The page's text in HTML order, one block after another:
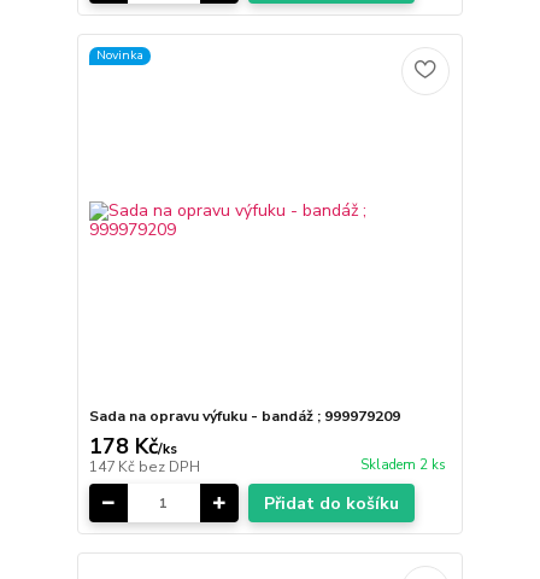
Novinka
Sada na opravu výfuku - bandáž ; 999979209
178 Kč/ks
147 Kč bez DPH Skladem 2 ks
Přidat do košíku